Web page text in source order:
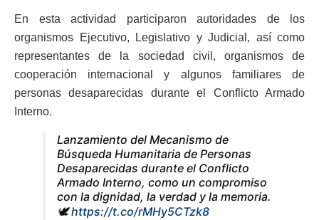
En esta actividad participaron autoridades de los
organismos Ejecutivo, Legislativo y Judicial, así como
representantes de la sociedad civil, organismos de
cooperación internacional y algunos familiares de
personas desaparecidas durante el Conflicto Armado
Interno.
Lanzamiento del Mecanismo de
Búsqueda Humanitaria de Personas
Desaparecidas durante el Conflicto
Armado Interno, como un compromiso
con la dignidad, la verdad y la memoria.
🕊️https://t.co/rMHy5CTzk8